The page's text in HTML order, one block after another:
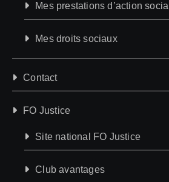
Mes prestations d’action
Mes droits sociaux
Contact
FO Justice
Site national FO Justice
Club avantages